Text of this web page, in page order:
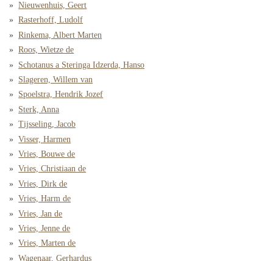
Nieuwenhuis, Geert
Rasterhoff, Ludolf
Rinkema, Albert Marten
Roos, Wietze de
Schotanus a Steringa Idzerda, Hanso
Slageren, Willem van
Spoelstra, Hendrik Jozef
Sterk, Anna
Tijsseling, Jacob
Visser, Harmen
Vries, Bouwe de
Vries, Christiaan de
Vries, Dirk de
Vries, Harm de
Vries, Jan de
Vries, Jenne de
Vries, Marten de
Wagenaar, Gerhardus